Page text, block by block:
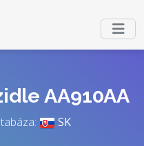
AA910AA
SK